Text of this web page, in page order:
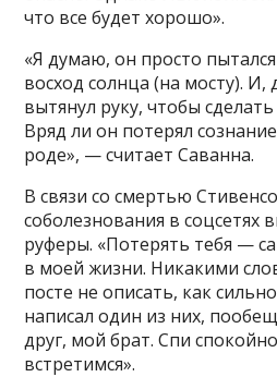
что все будет хорошо».
«Я думаю, он просто
восход солнца (на мосту).
вытянул руку, чтобы
Вряд ли он потерял
роде», — считает Саванна.
В связи со смертью
соболезнования в соцсетях
руферы. «Потерять тебя —
в моей жизни. Никакими
посте не описать, как
написал один из них,
друг, мой брат. Спи
встретимся».